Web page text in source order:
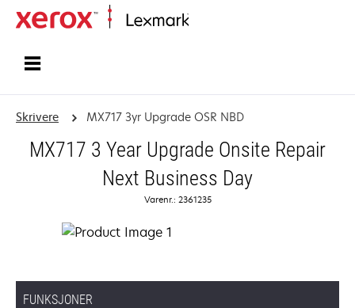
Skrivere MX717 3yr Upgrade OSR NBD
MX717 3 Year Upgrade Onsite Repair
Next Business Day
Varenr.: 2361235
FUNKSJONER